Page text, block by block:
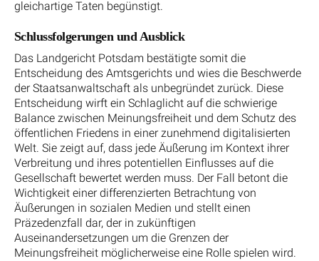
gleichartige Taten begünstigt.
Schlussfolgerungen und Ausblick
Das Landgericht Potsdam bestätigte somit die
Entscheidung des Amtsgerichts und wies die Beschwerde
der Staatsanwaltschaft als unbegründet zurück. Diese
Entscheidung wirft ein Schlaglicht auf die schwierige
Balance zwischen Meinungsfreiheit und dem Schutz des
öffentlichen Friedens in einer zunehmend digitalisierten
Welt. Sie zeigt auf, dass jede Äußerung im Kontext ihrer
Verbreitung und ihres potentiellen Einflusses auf die
Gesellschaft bewertet werden muss. Der Fall betont die
Wichtigkeit einer differenzierten Betrachtung von
Äußerungen in sozialen Medien und stellt einen
Präzedenzfall dar, der in zukünftigen
Auseinandersetzungen um die Grenzen der
Meinungsfreiheit möglicherweise eine Rolle spielen wird.